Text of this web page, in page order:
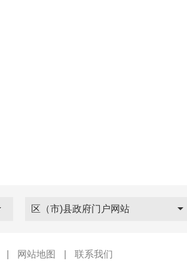
区（市)县政府门户网站
网站地图 联系我们